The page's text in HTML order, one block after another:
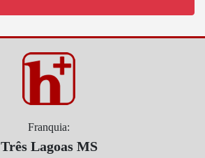
Franquia:
Três Lagoas MS